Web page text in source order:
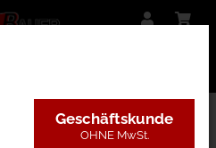
4 Farben
Geschäftskunde
OHNE MwSt.